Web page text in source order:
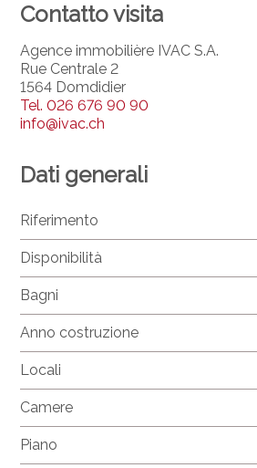
Contatto visita
Agence immobilière IVAC S.A.
Rue Centrale 2
1564 Domdidier
Tel.026 676 90 90
info@ivac.ch
Dati generali
Riferimento
Disponibilità
Bagni
Anno costruzione
Locali
Camere
Piano